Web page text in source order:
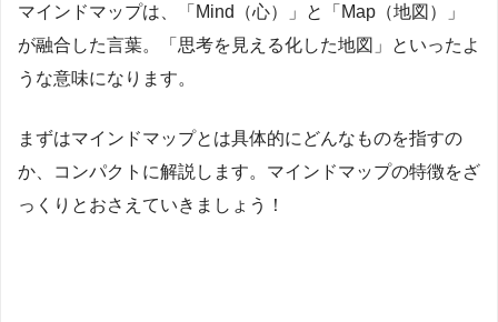
マインドマップは、「Mind（心）」と「Map（地図）」
が融合した言葉。「思考を見える化した地図」といったよ
うな意味になります。
まずはマインドマップとは具体的にどんなものを指すの
か、コンパクトに解説します。マインドマップの特徴をざ
っくりとおさえていきましょう！